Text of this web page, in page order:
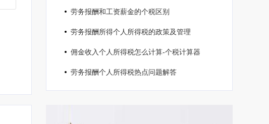
劳务报酬和工资薪金的个税区别
劳务报酬所得个人所得税的政策及管理
佣金收入个人所得税怎么计算-个税计算器
劳务报酬个人所得税热点问题解答